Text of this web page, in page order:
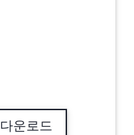
다운로드